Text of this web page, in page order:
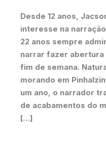
Desde 12 anos,
interesse na
22 anos sempre
narrar fazer abertura
fim de semana.
morando em
um ano, o narrador
de acabamentos do
[…]